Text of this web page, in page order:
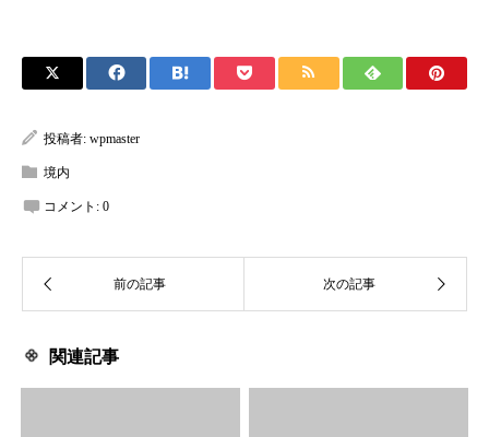
投稿者: wpmaster
境内
コメント: 0
関連記事